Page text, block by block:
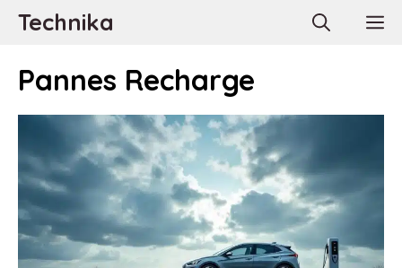
AllerTechnika
Pannes Recharge